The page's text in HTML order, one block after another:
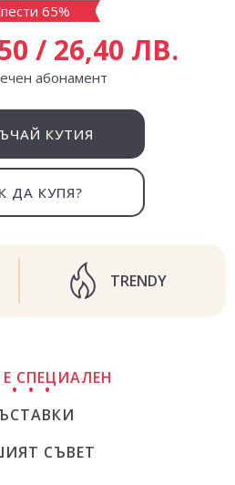
65%
/ 26,40 ЛВ.
абонамент
КУТИЯ
ДА КУПЯ?
TRENDY
СПЕЦИАЛЕН
СЪВЕТ